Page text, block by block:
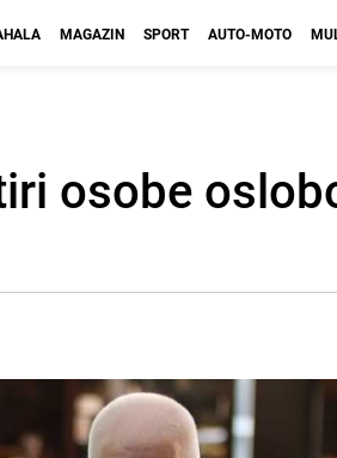
MAGAZIN SPORT AUTO-MOTO
osobe